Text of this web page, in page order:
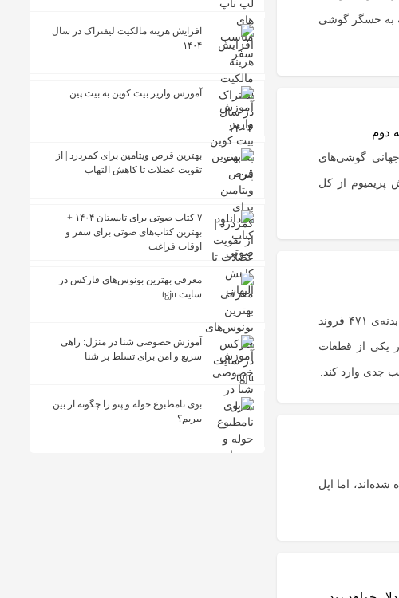
به حسگر گوشی
دوم
حدود ۶۵ درصد از بازار جهانی گوشی‌های
پریمیوم از کل
سازمان فدرال هوانوردی آمریکا (FAA) از شرکت‌های هواپیمایی خواست تا بدنه‌ی ۴۷۱ فروند
در یکی از قطعات
جدی وارد کند.
شده‌اند، اما اپل
افزایش هزینه مالکیت لیفتراک در سال
۱۴۰۴
آموزش واریز بیت کوین به بیت پین
بهترین قرص ویتامین برای کمردرد | از
تقویت عضلات تا کاهش التهاب
۷ کتاب صوتی برای تابستان ۱۴۰۴ +
بهترین کتاب‌های صوتی برای سفر و
اوقات فراغت
معرفی بهترین بونوس‌های فارکس در
سایت tgju
آموزش خصوصی شنا در منزل: راهی
سریع و امن برای تسلط بر شنا
بوی نامطبوع حوله و پتو را چگونه از بین
ببریم؟